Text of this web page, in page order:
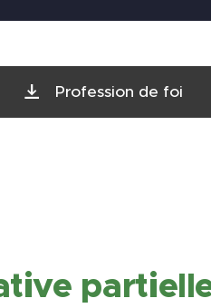
Profession de foi